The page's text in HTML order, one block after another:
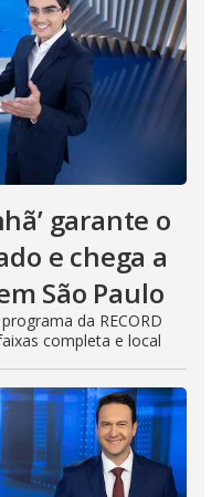
garante o
e chega a
São Paulo
da RECORD
completa e local